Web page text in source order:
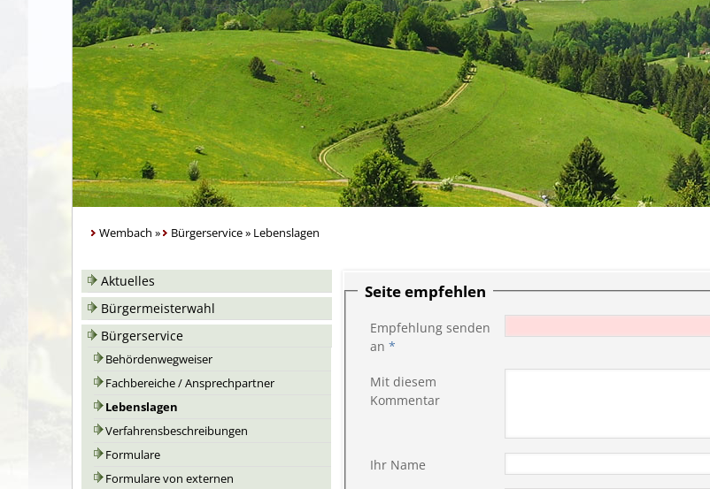
Wembach » Bürgerservice» Lebenslagen
Aktuelles
Bürgermeisterwahl
Bürgerservice
Behördenwegweiser
Fachbereiche / Ansprechpartner
Lebenslagen
Verfahrensbeschreibungen
Formulare
Formulare von externen
Seite empfehlen
Empfehlung senden
an *
Mit diesem
Kommentar
Ihr Name